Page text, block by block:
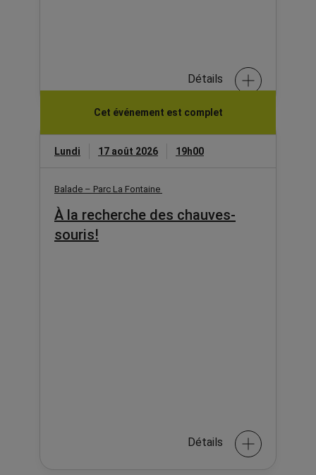
Détails
Cet événement est complet
Lundi 17 août 2026 19h00
Balade – Parc La Fontaine
À la recherche des chauves-
souris!
Détails